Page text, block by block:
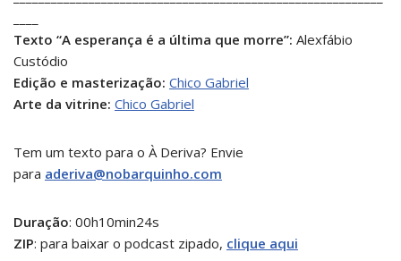
Texto “A esperança é a última que morre”: Alexfábio
Custódio
Edição e masterização: Chico Gabriel
Arte da vitrine: Chico Gabriel
Tem um texto para o À Deriva? Envie
para aderiva@nobarquinho.com
Duração: 00h10min24s
ZIP: para baixar o podcast zipado, clique aqui